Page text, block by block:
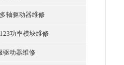
轴驱动器维修
功率模块维修
驱动器维修